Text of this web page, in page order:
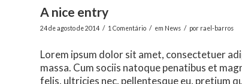
A nice entry
24 de agosto de 2014 / 1 Comentário / em News / por rael-barros
Lorem ipsum dolor sit amet, consectetuer
massa. Cum sociis natoque penatibus et
felis, ultricies nec, pellentesque eu, pretium